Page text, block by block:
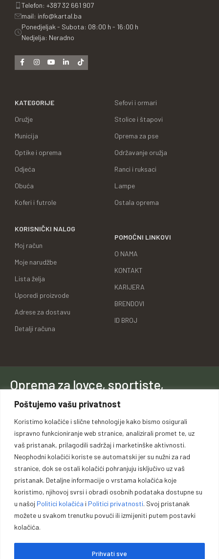
Poštujemo vašu privatnost
Koristimo kolačiće i slične tehnologije kako bismo osigurali
ispravno funkcioniranje web stranice, analizirali promet te, uz
vaš pristanak, prilagodili sadržaj i marketinške aktivnosti.
Neophodni kolačići koriste se automatski jer su nužni za rad
stranice, dok se ostali kolačići pohranjuju isključivo uz vaš
pristanak. Detaljne informacije o vrstama kolačića koje
koristimo, njihovoj svrsi i obradi osobnih podataka dostupne su
u našoj Politici kolačića i Politici privatnosti. Svoj pristanak
možete u svakom trenutku povući ili izmijeniti putem postavki
kolačića.
Prihvati sve
Telefon: +387 32 661 907
mail: info@kartal.ba
Ponedjeljak - Subota: 08:00 h - 16:00 h
Nedjelja: Neradno
KATEGORIJE
Oružje
Municija
Optike i oprema
Odjeća
Obuća
Koferi i futrole
Sefovi i ormari
Stolice i štapovi
Oprema za pse
Održavanje oružja
Ranci i ruksaci
Lampe
Ostala oprema
KORISNIČKI NALOG
Moj račun
Moje narudžbe
Lista želja
Uporedi proizvode
Adrese za dostavu
Detalji računa
POMOĆNI LINKOVI
O NAMA
KONTAKT
KARIJERA
BRENDOVI
ID BROJ
Oprema za lovce, sportiste,
profesionalce i entuzijaste.
Vrhunska opremu za lovce, sportiste, profesionalce i entuzijaste. U
našoj ponudi pronaći ćete pouzdano oružje, municiju i prateću
opremu za lov, sport outdoor aktivnosti.
Politika privatnosti
Opći uvjeti poslovanja
Garancije, povrati i reklamacije
Načini i cijene isporuke